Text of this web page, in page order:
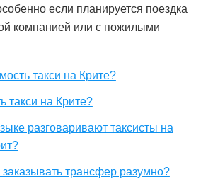
если планируется поездка
компанией или с пожилыми
такси на Крите?
такси на Крите?
разговаривают таксисты на
заказывать трансфер разумно?